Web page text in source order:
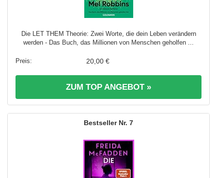
Die LET THEM Theorie: Zwei Worte, die dein Leben verändern
werden - Das Buch, das Millionen von Menschen geholfen ...
20,00 €
ZUM TOP ANGEBOT »
7